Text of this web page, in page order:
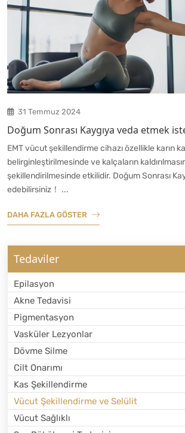
31 Temmuz 2024
Doğum Sonrası Kaygıya veda etmek
EMT vücut şekillendirme cihazı özellikle karın
belirginleştirilmesinde ve kalçaların
şekillendirilmesinde etkilidir. Doğum Sonrası
edebilirsiniz！ ...
DAHA FAZLA GÖSTER
Tedaviler
Epilasyon
Akne Tedavisi
Pigmentasyon
Vasküler Lezyonlar
Dövme Silme
Cilt Onarımı
Kas Şekillendirme
Vücut Şekillendirme ve Selülit
Vücut Sağlıklı